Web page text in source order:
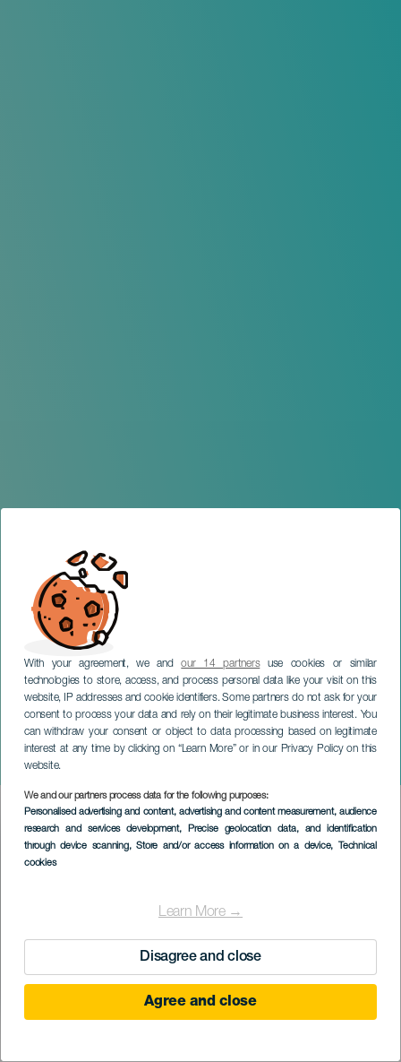
With your agreement, we andour 14 partnersuse cookies or similar
technologies to store, access, and process personal data like your visit on this
website, IP addresses and cookie identifiers. Some partners do not ask for your
consent to process your data and rely on their legitimate business interest. You
can withdraw your consent or object to data processing based on legitimate
interest at any time by clicking on “Learn More” or in our Privacy Policy on this
website.
We and our partners process data for the following purposes:
Personalised advertising and content, advertising and content measurement, audience
research and services development, Precise geolocation data, and identification
through device scanning, Store and/or access information on a device, Technical
cookies
Learn More →
Disagree and close
Agree and close
Mentes peligrosas
TENERIFE
Imagen
Listado